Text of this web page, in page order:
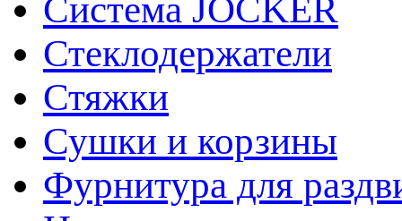
Система JOCKER
Стеклодержатели
Стяжки
Сушки и корзины
Фурнитура для